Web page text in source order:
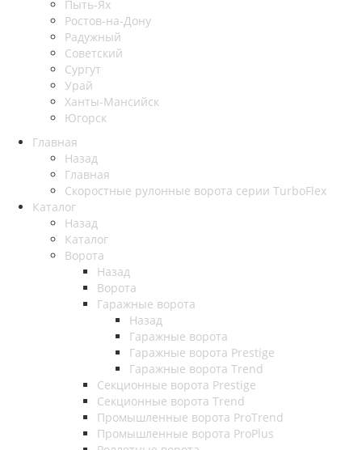
Пыть-Ях
Рoстов-на-Дону
Радужный
Советский
Сургут
Урай
Ханты-Мансийск
Югорск
Главная
Назад
Главная
Скоростные рулонные ворота серии TurboFlex
Каталог
Назад
Каталог
Ворота
Назад
Ворота
Гаражные ворота
Назад
Гаражные ворота
Гаражные ворота Prestige
Гаражные ворота Trend
Секционные ворота Prestige
Секционные ворота Trend
Промышленные ворота ProTrend
Промышленные ворота ProPlus